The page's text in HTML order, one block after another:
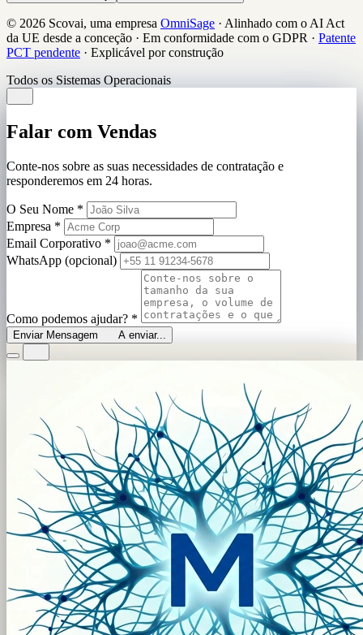
© 2026 Scovai, uma empresa OmniSage · Alinhado com o AI Act
da UE desde a conceção · Em conformidade com o GDPR · Patente
PCT pendente · Explicável por construção
Todos os Sistemas Operacionais
Falar com Vendas
Conte-nos sobre as suas necessidades de contratação e
responderemos em 24 horas.
O Seu Nome *
Empresa *
Email Corporativo *
WhatsApp (opcional)
Como podemos ajudar? *
Enviar Mensagem A enviar...